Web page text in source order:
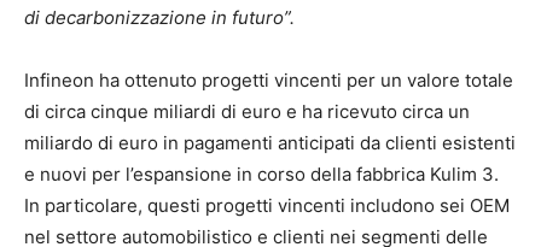
di decarbonizzazione in futuro”.
Infineon ha ottenuto progetti vincenti per un valore totale
di circa cinque miliardi di euro e ha ricevuto circa un
miliardo di euro in pagamenti anticipati da clienti esistenti
e nuovi per l’espansione in corso della fabbrica Kulim 3.
In particolare, questi progetti vincenti includono sei OEM
nel settore automobilistico e clienti nei segmenti delle